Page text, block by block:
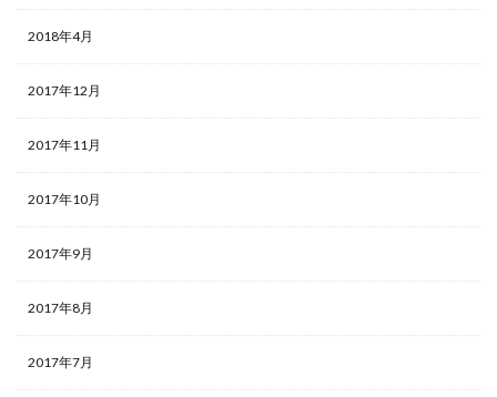
2018年4月
2017年12月
2017年11月
2017年10月
2017年9月
2017年8月
2017年7月